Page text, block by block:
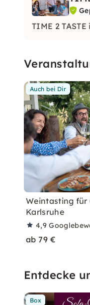
TIME 2
Auch bei Dir
Weintasting für
Karlsruhe
4,9
ab 79 €
Entdecke
Box